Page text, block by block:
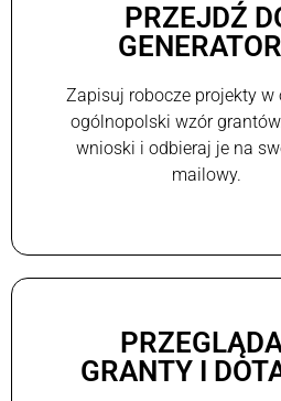
PRZEJDŹ
Zapisuj robocze projekty w
ogólnopolski wzór
wnioski i odbieraj je na
mailowy.
GRANTY I